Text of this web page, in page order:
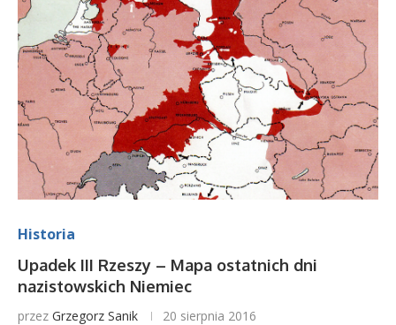
Historia
Upadek III Rzeszy – Mapa ostatnich dni
nazistowskich Niemiec
przez Grzegorz Sanik 20 sierpnia 2016